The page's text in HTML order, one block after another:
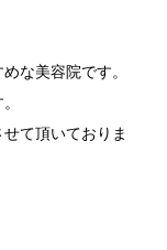
な美容院です。
て頂いておりま